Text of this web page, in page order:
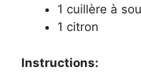
1 cuillère à
1 citron
Instructions: